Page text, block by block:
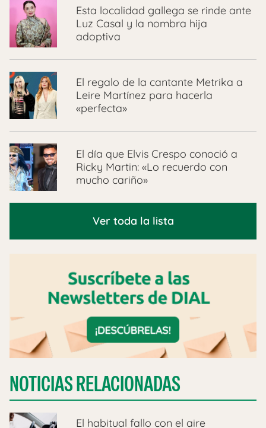
Esta localidad gallega se rinde ante
Luz Casal y la nombra hija
adoptiva
El regalo de la cantante Metrika a
Leire Martínez para hacerla
«perfecta»
El día que Elvis Crespo conoció a
Ricky Martin: «Lo recuerdo con
mucho cariño»
Ver toda la lista
NOTICIAS RELACIONADAS
El habitual fallo con el aire